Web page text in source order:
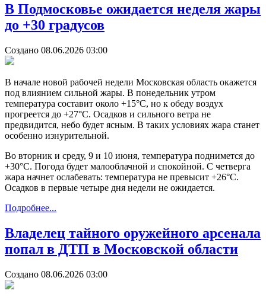
В Подмосковье ожидается неделя жары
до +30 градусов
Создано 08.06.2026 03:00
В начале новой рабочей недели Московская область окажется
под влиянием сильной жары. В понедельник утром
температура составит около +15°C, но к обеду воздух
прогреется до +27°C. Осадков и сильного ветра не
предвидится, небо будет ясным. В таких условиях жара станет
особенно изнурительной.
Во вторник и среду, 9 и 10 июня, температура поднимется до
+30°C. Погода будет малооблачной и спокойной. С четверга
жара начнет ослабевать: температура не превысит +26°C.
Осадков в первые четыре дня недели не ожидается.
Подробнее...
Владелец тайного оружейного арсенала
попал в ДТП в Московской области
Создано 08.06.2026 03:00